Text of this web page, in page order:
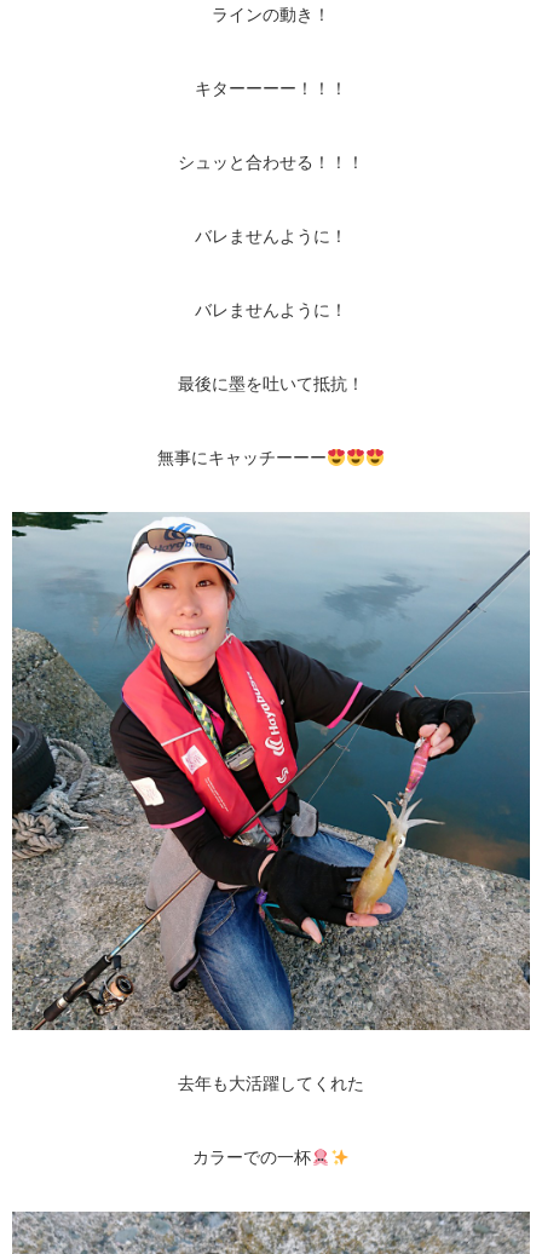
ラインの動き！
キターーーー！！！
シュッと合わせる！！！
バレませんように！
バレませんように！
最後に墨を吐いて抵抗！
無事にキャッチーーー
去年も大活躍してくれた
カラーでの一杯